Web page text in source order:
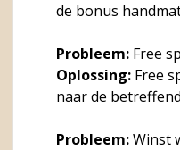
de bonus
Probleem:Free
Oplossing:Free
naar de
Probleem:Winst